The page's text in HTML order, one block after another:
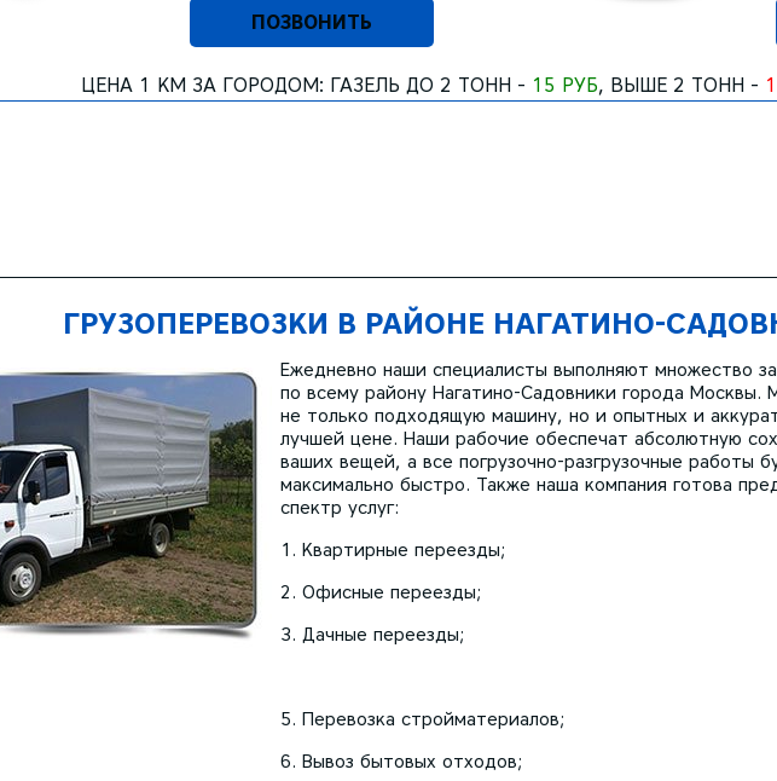
ПОЗВОНИТЬ
ЦЕНА 1 КМ ЗА ГОРОДОМ: ГАЗЕЛЬ ДО 2 ТОНН - 15 РУБ, ВЫШЕ 2 ТОНН -
ГРУЗОПЕРЕВОЗКИ В РАЙОНЕ НАГАТИНО-
Ежедневно наши специалисты выполняют множество
по всему району Нагатино-Садовники города
не только подходящую машину, но и опытных и
лучшей цене. Наши рабочие обеспечат абсолютную
ваших вещей, а все погрузочно-разгрузочные работы
максимально быстро. Также наша компания готова
спектр услуг:
Квартирные переезды;
Офисные переезды;
Дачные переезды;
Перевозка стройматериалов;
Вывоз бытовых отходов;